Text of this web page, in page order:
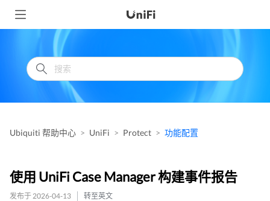
Ubiquiti 帮助中心 UniFi Protect 功能配置
使用 UniFi Case Manager 构建事件报告
发布于 2026-04-13 转至英文